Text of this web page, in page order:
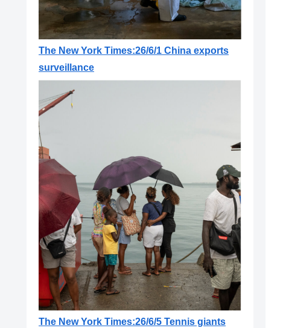
The New York Times:26/6/1 China exports
surveillance
The New York Times:26/6/5 Tennis giants